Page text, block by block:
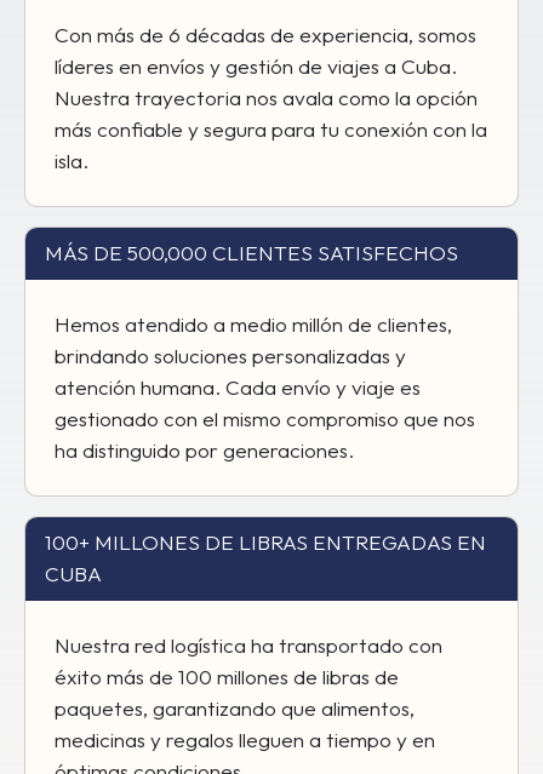
Con más de 6 décadas de experiencia, somos
líderes en envíos y gestión de viajes a Cuba.
Nuestra trayectoria nos avala como la opción
más confiable y segura para tu conexión con la
isla.
MÁS DE 500,000 CLIENTES SATISFECHOS
Hemos atendido a medio millón de clientes,
brindando soluciones personalizadas y
atención humana. Cada envío y viaje es
gestionado con el mismo compromiso que nos
ha distinguido por generaciones.
100+ MILLONES DE LIBRAS ENTREGADAS EN
CUBA
Nuestra red logística ha transportado con
éxito más de 100 millones de libras de
paquetes, garantizando que alimentos,
medicinas y regalos lleguen a tiempo y en